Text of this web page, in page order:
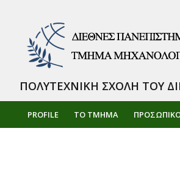
PROFILE ΤΟ ΤΜΗΜΑ
ΠΟΛΥΤΕΧΝΙΚΗ ΣΧΟΛΗ ΤΟΥ